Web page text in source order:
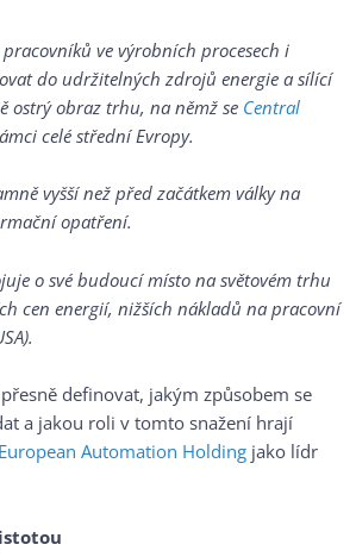
ve výrobních procesech i
do udržitelných zdrojů energie a sílící
ostrý obraz trhu, na němž se Central
celé střední Evropy.
vyšší než před začátkem války na
opatření.
o své budoucí místo na světovém trhu
cen energií, nižších nákladů na pracovní
definovat, jakým způsobem se
a jakou roli v tomto snažení hrají
Automation Holding jako lídr